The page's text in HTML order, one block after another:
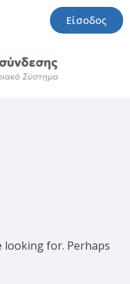
Είσοδος
looking for. Perhaps